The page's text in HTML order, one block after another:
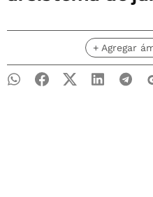
+ Agregar